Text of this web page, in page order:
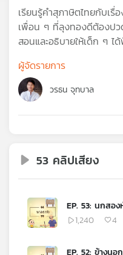
เพล
สต์
ของ
เพลง
บทความ
เรียนรู้คำสุภาษิตไทยกับเรื่
เพื่อน ๆ ที่ลุงทองดีต้องปว
สอนและอธิบายให้เด็ก ๆ ไ
ผู้จัดรายการ
วรธน จุทบาล
53 คลิปเสียง
EP. 53: นกสอง
1,240
4